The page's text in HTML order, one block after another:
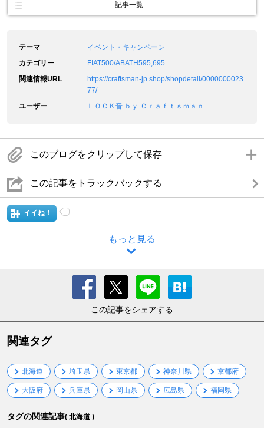
記事一覧
テーマ
イベント・キャンペーン
カテゴリー
FIAT500/ABATH595,695
関連情報URL
https://craftsman-jp.shop/shopdetail/0000000023
77/
ユーザー
ＬＯＣＫ音 ｂｙ Ｃｒａｆｔｓｍａｎ
このブログをクリップして保存
この記事をトラックバックする
イイね！
もっと見る
この記事をシェアする
関連タグ
北海道 埼玉県 東京都 神奈川県 京都府
大阪府 兵庫県 岡山県 広島県 福岡県
タグの関連記事( 北海道 )